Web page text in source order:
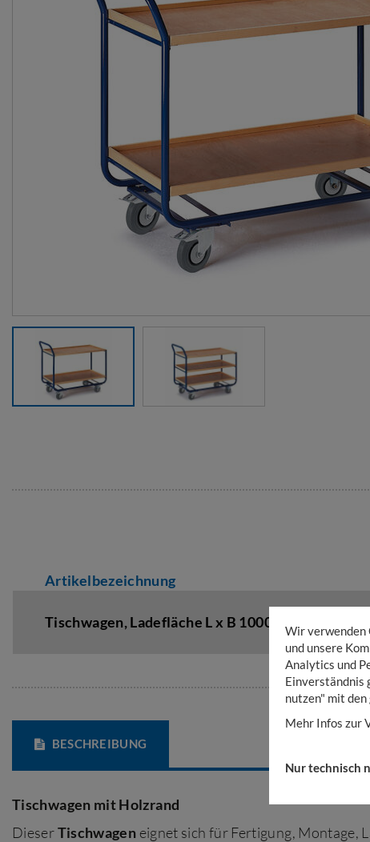
Artikelbezeichnung
Tischwagen, Ladefläche L x B 1000 x 575 mm
BESCHREIBUNG
Tischwagen mit Holzrand
DieserTischwagen eignet sich für Fertigung, Montage,
Wir verwenden
und unsere
Analytics und
Einverständnis
nutzen" mit
Mehr Infos zur
Nur technisch